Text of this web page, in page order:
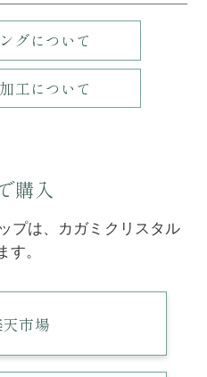
グについて
工について
購入
プは、カガミクリスタル
。
天市場